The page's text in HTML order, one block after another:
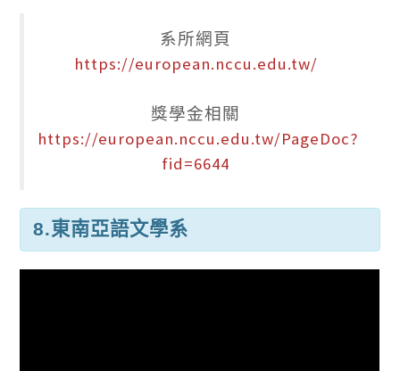
系所網頁
https://european.nccu.edu.tw/
獎學金相關
https://european.nccu.edu.tw/PageDoc?
fid=6644
8.東南亞語文學系